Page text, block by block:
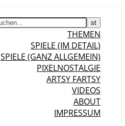
THEMEN
SPIELE (IM DETAIL)
SPIELE (GANZ ALLGEMEIN)
PIXELNOSTALGIE
ARTSY FARTSY
VIDEOS
ABOUT
IMPRESSUM